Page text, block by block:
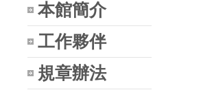
本館簡介
工作夥伴
規章辦法